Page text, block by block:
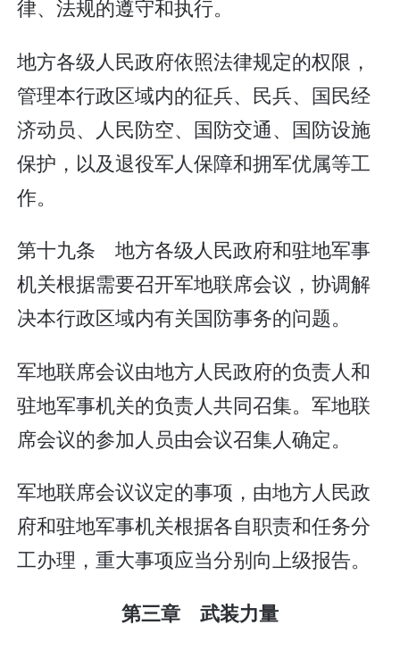
律、法规的遵守和执行。
地方各级人民政府依照法律规定的权限，
管理本行政区域内的征兵、民兵、国民经
济动员、人民防空、国防交通、国防设施
保护，以及退役军人保障和拥军优属等工
作。
第十九条 地方各级人民政府和驻地军事
机关根据需要召开军地联席会议，协调解
决本行政区域内有关国防事务的问题。
军地联席会议由地方人民政府的负责人和
驻地军事机关的负责人共同召集。军地联
席会议的参加人员由会议召集人确定。
军地联席会议议定的事项，由地方人民政
府和驻地军事机关根据各自职责和任务分
工办理，重大事项应当分别向上级报告。
第三章 武装力量